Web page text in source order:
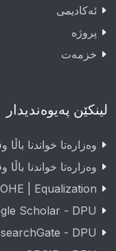
ئەکادیمى
پروژە
خزمەت
لینکێن پەیوەندیدار
وەزارەتا خواندنا
وەزارەتا خواندنا
| Equalization
Scholar - DPU
- DPU